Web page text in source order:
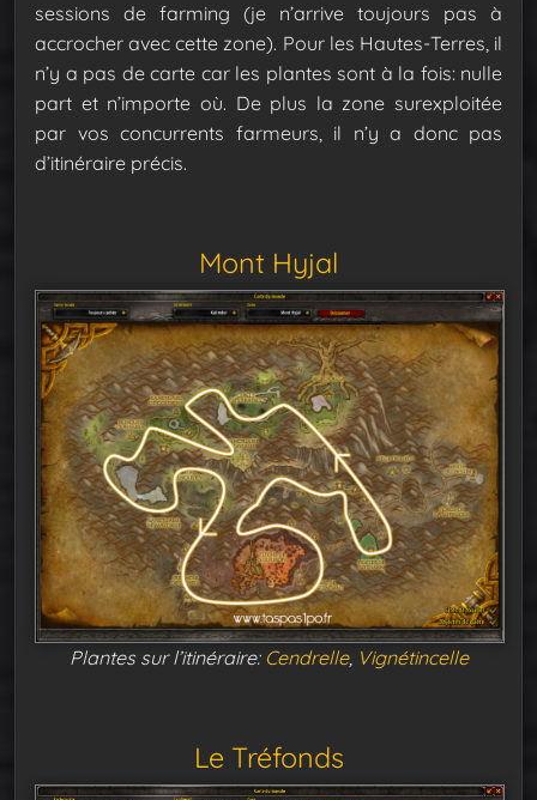
sessions de farming (je n’arrive toujours pas à
accrocher avec cette zone). Pour les Hautes-Terres, il
n’y a pas de carte car les plantes sont à la fois: nulle
part et n’importe où. De plus la zone surexploitée
par vos concurrents farmeurs, il n’y a donc pas
d’itinéraire précis.
Mont Hyjal
Plantes sur l’itinéraire: Cendrelle, Vignétincelle
Le Tréfonds